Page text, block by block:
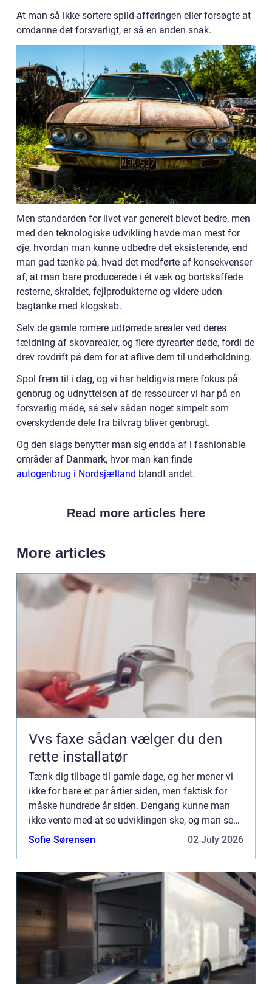
At man så ikke sortere spild-afføringen eller forsøgte at
omdanne det forsvarligt, er så en anden snak.
Men standarden for livet var generelt blevet bedre, men
med den teknologiske udvikling havde man mest for
øje, hvordan man kunne udbedre det eksisterende, end
man gad tænke på, hvad det medførte af konsekvenser
af, at man bare producerede i ét væk og bortskaffede
resterne, skraldet, fejlprodukterne og videre uden
bagtanke med klogskab.
Selv de gamle romere udtørrede arealer ved deres
fældning af skovarealer, og flere dyrearter døde, fordi de
drev rovdrift på dem for at aflive dem til underholdning.
Spol frem til i dag, og vi har heldigvis mere fokus på
genbrug og udnyttelsen af de ressourcer vi har på en
forsvarlig måde, så selv sådan noget simpelt som
overskydende dele fra bilvrag bliver genbrugt.
Og den slags benytter man sig endda af i fashionable
områder af Danmark, hvor man kan finde
autogenbrug i Nordsjælland blandt andet.
Read more articles here
More articles
Vvs faxe sådan vælger du den
rette installatør
Tænk dig tilbage til gamle dage, og her mener vi
ikke for bare et par årtier siden, men faktisk for
måske hundrede år siden. Dengang kunne man
ikke vente med at se udviklingen ske, og man se
mere fremad, end man gad skue bagud...
Sofie Sørensen 02 July 2026